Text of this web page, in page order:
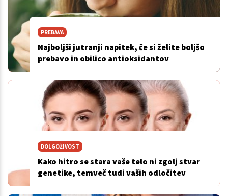
PREBAVA
Najboljši jutranji napitek, če si želite boljšo
prebavo in obilico antioksidantov
DOLGOŽIVOST
Kako hitro se stara vaše telo ni zgolj stvar
genetike, temveč tudi vaših odločitev